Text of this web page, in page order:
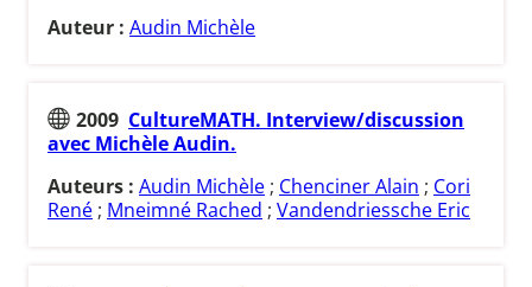
Auteur : Audin Michèle
2009 CultureMATH. Interview/discussion
avec Michèle Audin.
Auteurs : Audin Michèle ; Chenciner Alain ; Cori
René ; Mneimné Rached ; Vandendriessche Eric